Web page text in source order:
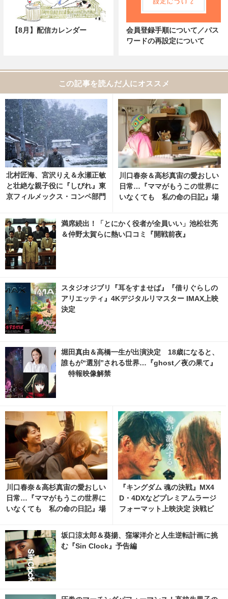
【8月】配信カレンダー
会員登録手順について／パス
ワードの再設定について
この記事を読んだ人にオススメ
北村匠海、宮沢りえ＆永瀬正敏
と壮絶な親子役に『しびれ』東
京フィルメックス・コンペ部門
川口春奈＆高杉真宙の愛おしい
日常…『ママがもうこの世界に
いなくても 私の命の日記』場
nemacafe.net
満席続出！「とにかく役者が全員いい」池松壮亮
＆仲野太賀らに熱い口コミ『開戦前夜』
スタジオジブリ『耳をすませば』『借りぐらしの
アリエッティ』4Kデジタルリマスター IMAX上映
決定
堀田真由＆高橋一生が出演決定 18歳になると、
誰もが“選別”される世界…『ghost／夜の果て』
特報映像解禁
川口春奈＆高杉真宙の愛おしい
日常…『ママがもうこの世界に
いなくても 私の命の日記』場
nemacafe.net
『キングダム 魂の決戦』MX4
D・4DXなどプレミアムラージ
フォーマット上映決定 決戦ビ
坂口涼太郎＆葵揚、窪塚洋介と人生逆転計画に挑
む『Sin Clock』予告編